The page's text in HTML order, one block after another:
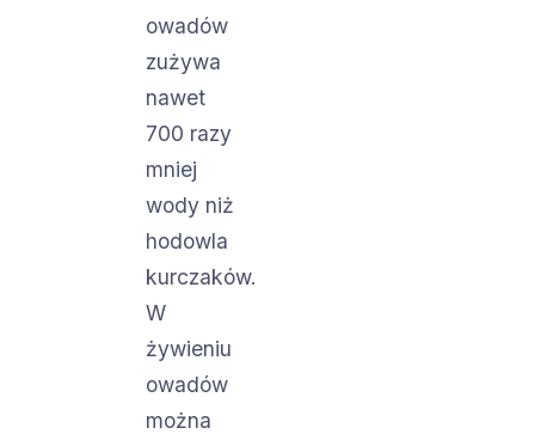
owadów
zużywa
nawet
700 razy
mniej
wody niż
hodowla
kurczaków.
W
żywieniu
owadów
można